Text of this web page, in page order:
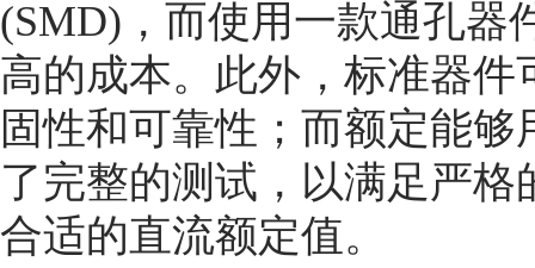
(SMD)，而使用一款通孔器
高的成本。此外，标准器
固性和可靠性；而额定能
了完整的测试，以满足严
合适的直流额定值。